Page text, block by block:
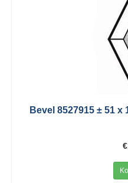
Bevel 8527915 ± 51